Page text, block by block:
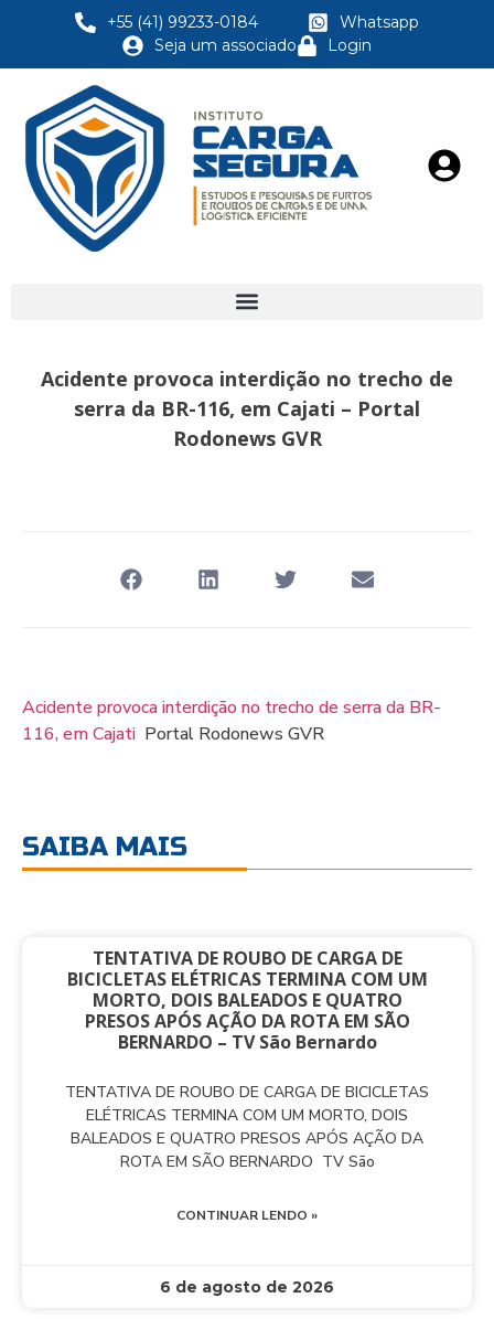
+55 (41) 99233-0184
Whatsapp
Seja um associado
Login
Acidente provoca interdição no trecho de
serra da BR-116, em Cajati – Portal
Rodonews GVR
Acidente provoca interdição no trecho de serra da BR-
116, em Cajati Portal Rodonews GVR
SAIBA MAIS
TENTATIVA DE ROUBO DE CARGA DE
BICICLETAS ELÉTRICAS TERMINA COM UM
MORTO, DOIS BALEADOS E QUATRO
PRESOS APÓS AÇÃO DA ROTA EM SÃO
BERNARDO – TV São Bernardo
TENTATIVA DE ROUBO DE CARGA DE BICICLETAS
ELÉTRICAS TERMINA COM UM MORTO, DOIS
BALEADOS E QUATRO PRESOS APÓS AÇÃO DA
ROTA EM SÃO BERNARDO TV São
CONTINUAR LENDO »
6 de agosto de 2026